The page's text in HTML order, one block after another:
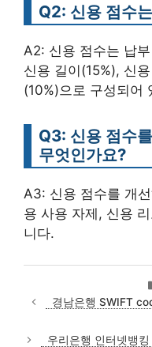
Q2: 신용 점수
A2: 신용 점수는 납
신용 길이(15%), 신
(10%)으로 구성되어
Q3: 신용 점수
무엇인가요?
A3: 신용 점수를 개
용 사용 자제, 신용
니다.
경남은행 SWIFT
우리은행 인터넷뱅